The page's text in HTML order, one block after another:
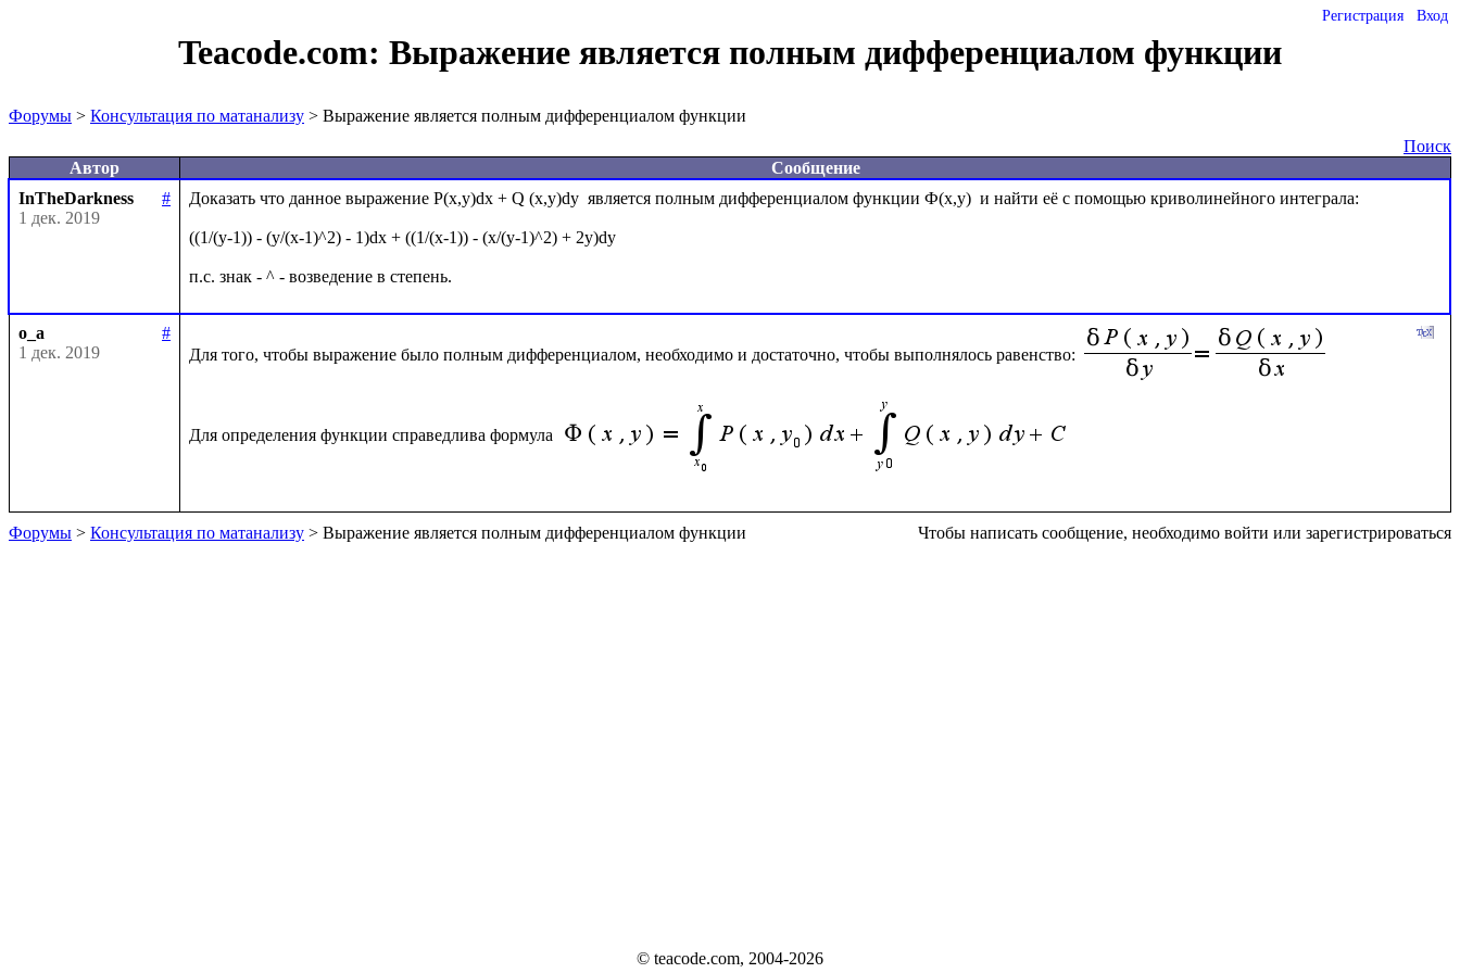
Регистрация Вход
Teacode.com: Выражение является полным дифференциалом функции
Форумы > Консультация по матанализу > Выражение является полным дифференциалом функции
Поиск
Автор
Сообщение
InTheDarkness
#
1 дек. 2019
Доказать что данное выражение P(x,y)dx + Q (x,y)dy  является полным дифференциалом функции Ф(x,y)  и найти её с помощью криволинейного интеграла:
((1/(y-1)) - (y/(x-1)^2) - 1)dx + ((1/(x-1)) - (x/(y-1)^2) + 2y)dy
o_a
#
1 дек. 2019
Для того, чтобы выражение было полным дифференциалом, необходимо и достаточно, чтобы выполнялось равенство:
Для определения функции справедлива формула
Форумы > Консультация по матанализу > Выражение является полным дифференциалом функции Чтобы написать сообщение, необходимо войти или зарегистрироваться
© teacode.com, 2004-2026